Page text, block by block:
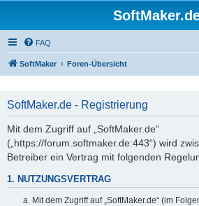
FAQ
SoftMaker Foren-Übersicht
SoftMaker.de - Registrierung
Mit dem Zugriff auf „SoftMaker.de“
(„https://forum.softmaker.de:443“) wird
Betreiber ein Vertrag mit folgenden
1. NUTZUNGSVERTRAG
Mit dem Zugriff auf „SoftMaker.de“ (im